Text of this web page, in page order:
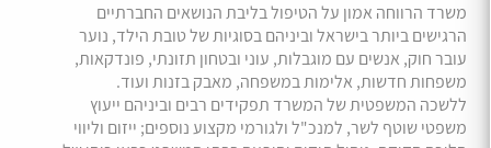
משרד הרווחה אמון על הטיפול בליבת הנושאים החברתיים
הרגישים ביותר בישראל וביניהם בסוגיות של טובת הילד, נוער
עובר חוק, אנשים עם מוגבלות, עוני ובטחון תזונתי, פונדקאות,
משפחות חדשות, אלימות במשפחה, מאבק בזנות ועוד.
ללשכה המשפטית של המשרד תפקידים רבים וביניהם ייעוץ
משפטי שוטף לשר, למנכ"ל ולגורמי מקצוע נוספים; ייזום וליווי